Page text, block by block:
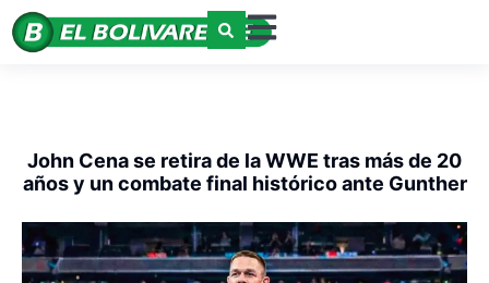
John Cena se retira de la WWE tras más de 20
años y un combate final histórico ante Gunther